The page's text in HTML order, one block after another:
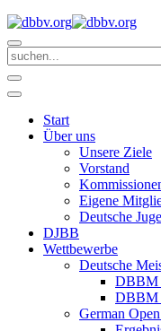
Start
Über uns
Unsere Ziele
Vorstand
Eigene
Deutsche
DJBB
Wettbewerbe
Deutsche
DBBM
DBBM
German